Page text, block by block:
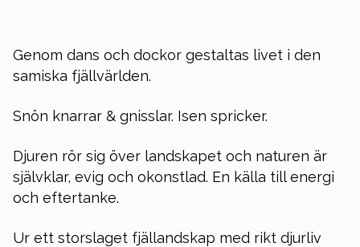
Genom dans och dockor gestaltas livet i den
samiska fjällvärlden.
Snön knarrar & gnisslar. Isen spricker.
Djuren rör sig över landskapet och naturen är
självklar, evig och okonstlad. En källa till energi
och eftertanke.
Ur ett storslaget fjällandskap med rikt djurliv